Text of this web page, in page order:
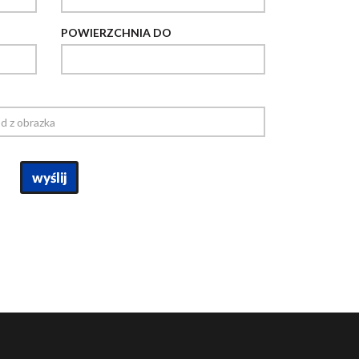
POWIERZCHNIA DO